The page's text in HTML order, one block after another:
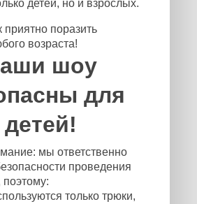
детей, но и взрослых.
поразить
возраста!
шоу
для
детей!
мы ответственно
проведения
только трюки,